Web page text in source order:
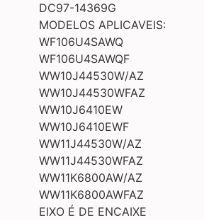
DC97-14369G
MODELOS APLICAVEIS:
WF106U4SAWQ
WF106U4SAWQF
WW10J44530W/AZ
WW10J44530WFAZ
WW10J6410EW
WW10J6410EWF
WW11J44530W/AZ
WW11J44530WFAZ
WW11K6800AW/AZ
WW11K6800AWFAZ
EIXO É DE ENCAIXE